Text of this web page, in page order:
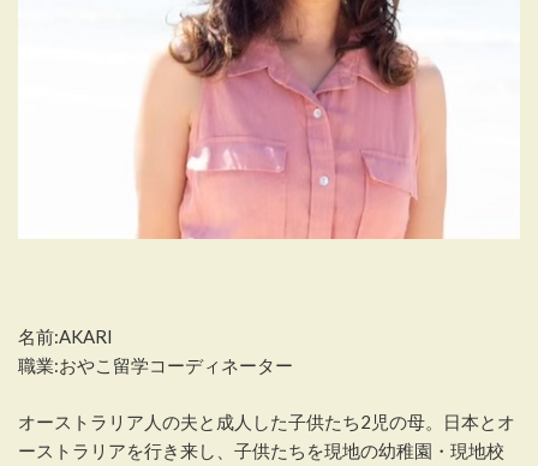
名前:AKARI
職業:おやこ留学コーディネーター
オーストラリア人の夫と成人した子供たち2児の母。日本とオ
ーストラリアを行き来し、子供たちを現地の幼稚園・現地校